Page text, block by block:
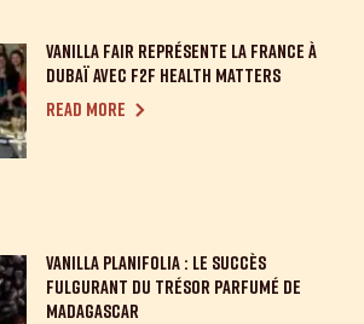
Vanilla Fair représente la France à
Dubaï avec F2F Health Matters
Read more
Vanilla Planifolia : le succès
fulgurant du trésor parfumé de
Madagascar